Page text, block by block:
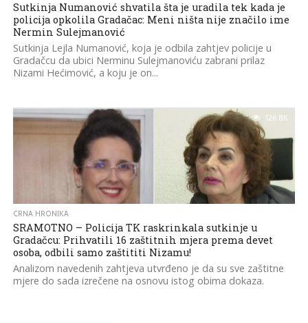
Sutkinja Numanović shvatila šta je uradila tek kada je
policija opkolila Gradačac: Meni ništa nije značilo ime
Nermin Sulejmanović
Sutkinja Lejla Numanović, koja je odbila zahtjev policije u
Gradačcu da ubici Nerminu Sulejmanoviću zabrani prilaz
Nizami Hećimović, a koju je on...
126.8K
CRNA HRONIKA
SRAMOTNO – Policija TK raskrinkala sutkinje u
Gradačcu: Prihvatili 16 zaštitnih mjera prema devet
osoba, odbili samo zaštititi Nizamu!
Analizom navedenih zahtjeva utvrđeno je da su sve zaštitne
mjere do sada izrečene na osnovu istog obima dokaza.